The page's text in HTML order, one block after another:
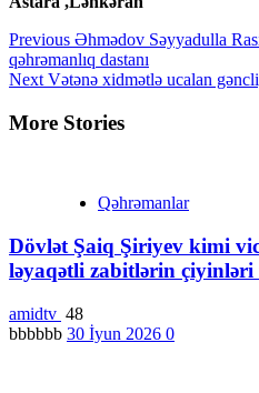
Continue
Reading
Previous Əhmədov Səyyadulla
qəhrəmanlıq dastanı
Next Vətənə xidmətlə ucalan
More Stories
Qəhrəmanlar
Dövlət Şaiq Şiriyev kimi
ləyaqətli zabitlərin çiyinləri
amidtv 48
bbbbbb 30 İyun 2026 0